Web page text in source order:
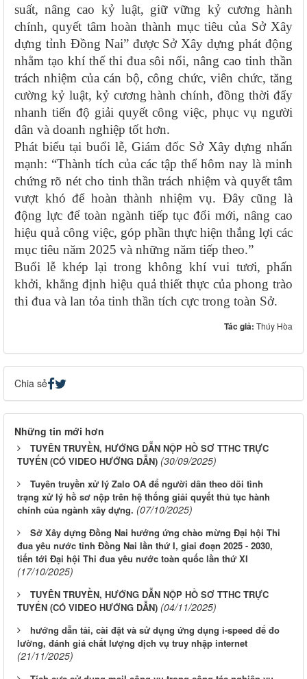
suất, nâng cao kỷ luật, giữ vững kỷ cương hành
chính, quyết tâm hoàn thành mục tiêu của Sở Xây
dựng tỉnh Đồng Nai” được Sở Xây dựng phát động
nhằm tạo khí thế thi đua sôi nổi, nâng cao tinh thần
trách nhiệm của cán bộ, công chức, viên chức, tăng
cường kỷ luật, kỷ cương hành chính, đồng thời đẩy
nhanh tiến độ giải quyết công việc, phục vụ người
dân và doanh nghiệp tốt hơn.
Phát biểu tại buổi lễ, Giám đốc Sở Xây dựng nhấn
mạnh: “Thành tích của các tập thể hôm nay là minh
chứng rõ nét cho tinh thần trách nhiệm và quyết tâm
vượt khó để hoàn thành nhiệm vụ. Đây cũng là
động lực để toàn ngành tiếp tục đổi mới, nâng cao
hiệu quả công việc, góp phần thực hiện thắng lợi các
mục tiêu năm 2025 và những năm tiếp theo.”
Buổi lễ khép lại trong không khí vui tươi, phấn
khởi, khẳng định hiệu quả thiết thực của phong trào
thi đua và lan tỏa tinh thần tích cực trong toàn Sở.
Tác giả: Thúy Hòa
Chia sẻ
Những tin mới hơn
TUYÊN TRUYỀN, HƯỚNG DẪN NỘP HỒ SƠ TTHC TRỰC
TUYẾN (CÓ VIDEO HƯỚNG DẪN) (30/09/2025)
Tuyên truyền xử lý Zalo OA để người dân theo dõi tình
trạng xử lý hồ sơ nộp trên hệ thống giải quyết thủ tục hành
chính của ngành xây dựng. (07/10/2025)
Sở Xây dựng Đồng Nai hướng ứng chào mừng Đại hội Thi
đua yêu nước tỉnh Đồng Nai lần thứ I, giai đoạn 2025 - 2030,
tiến tới Đại hội Thi đua yêu nước toàn quốc lần thứ XI
(17/10/2025)
TUYÊN TRUYỀN, HƯỚNG DẪN NỘP HỒ SƠ TTHC TRỰC
TUYẾN (CÓ VIDEO HƯỚNG DẪN) (04/11/2025)
hướng dẫn tải, cài đặt và sử dụng ứng dụng i-speed để đo
lường, đánh giá chất lượng dịch vụ truy nhập internet
(21/11/2025)